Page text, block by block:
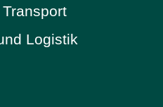
Logistik